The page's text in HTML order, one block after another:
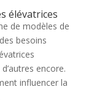
élévatrices
de modèles de
besoins
encore.
influencer la